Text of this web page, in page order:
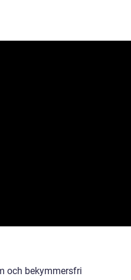
och bekymmersfri